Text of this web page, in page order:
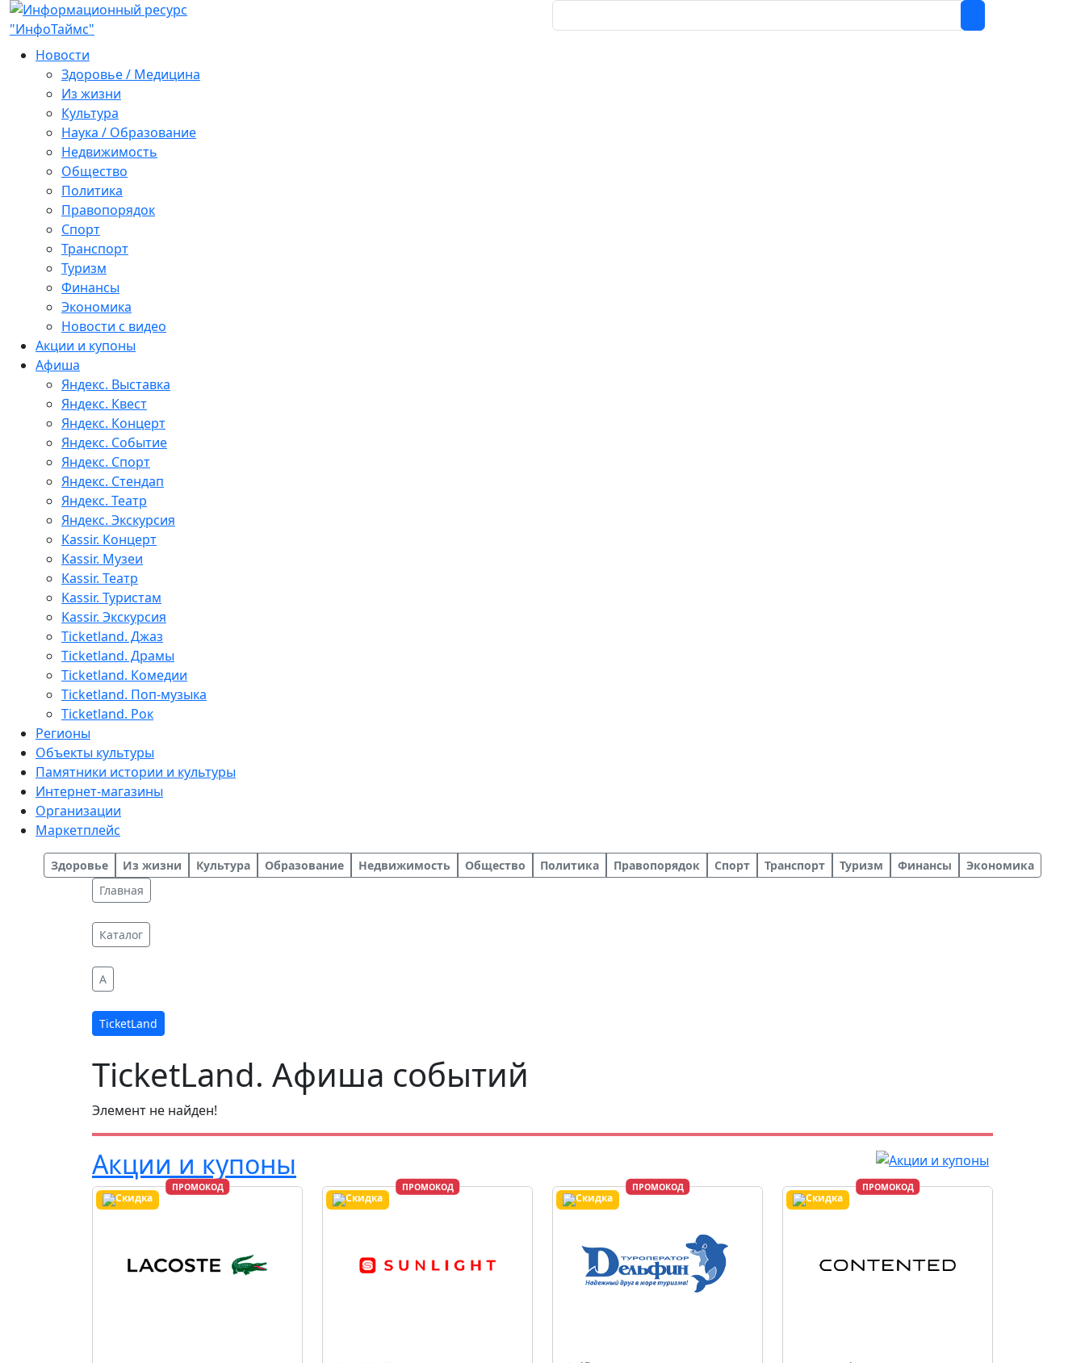
Новости
Здоровье / Медицина
Из жизни
Культура
Наука / Образование
Недвижимость
Общество
Политика
Правопорядок
Спорт
Транспорт
Туризм
Финансы
Экономика
Новости с видео
Акции и купоны
Афиша
Яндекс. Выставка
Яндекс. Квест
Яндекс. Концерт
Яндекс. Событие
Яндекс. Спорт
Яндекс. Стендап
Яндекс. Театр
Яндекс. Экскурсия
Kassir. Концерт
Kassir. Музеи
Kassir. Театр
Kassir. Туристам
Kassir. Экскурсия
Ticketland. Джаз
Ticketland. Драмы
Ticketland. Комедии
Ticketland. Поп-музыка
Ticketland. Рок
Регионы
Объекты культуры
Памятники истории и культуры
Интернет-магазины
Организации
Маркетплейс
Здоровье Из жизни Культура Образование Недвижимость Общество Политика Правопорядок Спорт Транспорт Туризм Финансы
Экономика
Главная
Каталог
A
TicketLand
TicketLand. Афиша событий
Элемент не найден!
Акции и купоны
ПРОМОКОД ПРОМОКОД ПРОМОКОД ПРОМОКОД